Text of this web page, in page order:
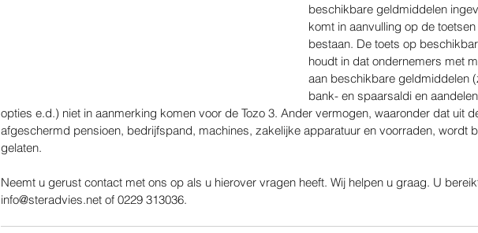
beschikbare geldmiddelen
komt in aanvulling op de toetsen
bestaan. De toets op
houdt in dat ondernemers met
aan beschikbare geldmiddelen
bank- en spaarsaldi en
opties e.d.) niet in aanmerking komen voor de Tozo 3. Ander vermogen, waaronder dat uit
afgeschermd pensioen, bedrijfspand, machines, zakelijke apparatuur en voorraden, wordt
gelaten.
Neemt u gerust contact met ons op als u hierover vragen heeft. Wij helpen u graag. U
info@steradvies.net of 0229 313036.